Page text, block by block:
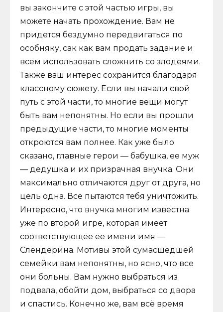
вы закончите с этой частью игры, вы
можете начать прохождение. Вам не
придется бездумно передвигаться по
особняку, сак как вам продать задание и
всем использовать сложнить со злодеями.
Также ваш интерес сохранится благодаря
классному сюжету. Если вы начали свой
путь с этой части, то многие вещи могут
быть вам непонятны. Но если вы прошли
предыдущие части, то многие моменты
откроются вам полнее. Как уже было
сказано, главные герои — бабушка, ее муж
— дедушка и их призрачная внучка. Они
максимально отличаются друг от друга, но
цель одна. Все пытаются тебя уничтожить.
Интересно, что внучка многим известна
уже по второй игре, которая имеет
соответствующее ее имени имя —
Слендерина. Мотивы этой сумасшедшей
семейки вам непонятны, но ясно, что все
они больны. Вам нужно выбраться из
подвала, обойти дом, выбраться со двора
и спастись. Конечно же, вам всё время